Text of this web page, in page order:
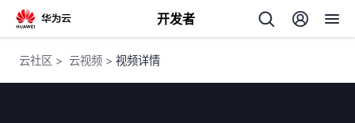
开发者
返
云社区 > 云视频 > 视频详情